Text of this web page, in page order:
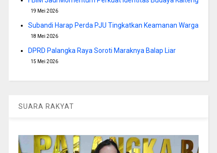
19 Mei 2026
Subandi Harap Perda PJU Tingkatkan Keamanan Warga
18 Mei 2026
DPRD Palangka Raya Soroti Maraknya Balap Liar
15 Mei 2026
SUARA RAKYAT